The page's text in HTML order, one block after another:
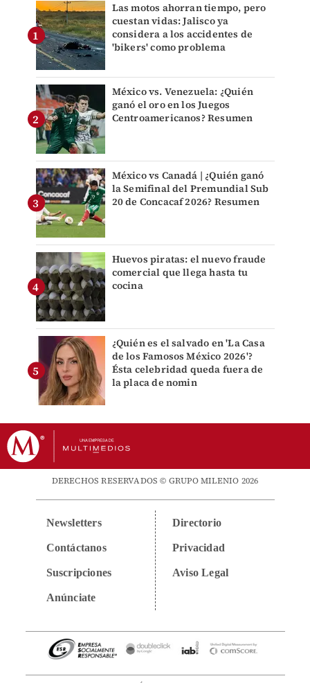
Las motos ahorran tiempo, pero
cuestan vidas: Jalisco ya
considera a los accidentes de
'bikers' como problema
México vs. Venezuela: ¿Quién
ganó el oro en los Juegos
Centroamericanos? Resumen
México vs Canadá | ¿Quién ganó
la Semifinal del Premundial Sub
20 de Concacaf 2026? Resumen
Huevos piratas: el nuevo fraude
comercial que llega hasta tu
cocina
¿Quién es el salvado en 'La Casa
de los Famosos México 2026'?
Ésta celebridad queda fuera de
la placa de nomin
DERECHOS RESERVADOS © GRUPO MILENIO 2026
Newsletters
Contáctanos
Suscripciones
Anúnciate
Directorio
Privacidad
Aviso Legal